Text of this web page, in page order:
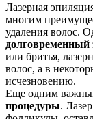
Лазерная
многим
удаления волос.
долговременный
или бритья,
волос, а в
исчезновению.
Еще одним
процедуры.